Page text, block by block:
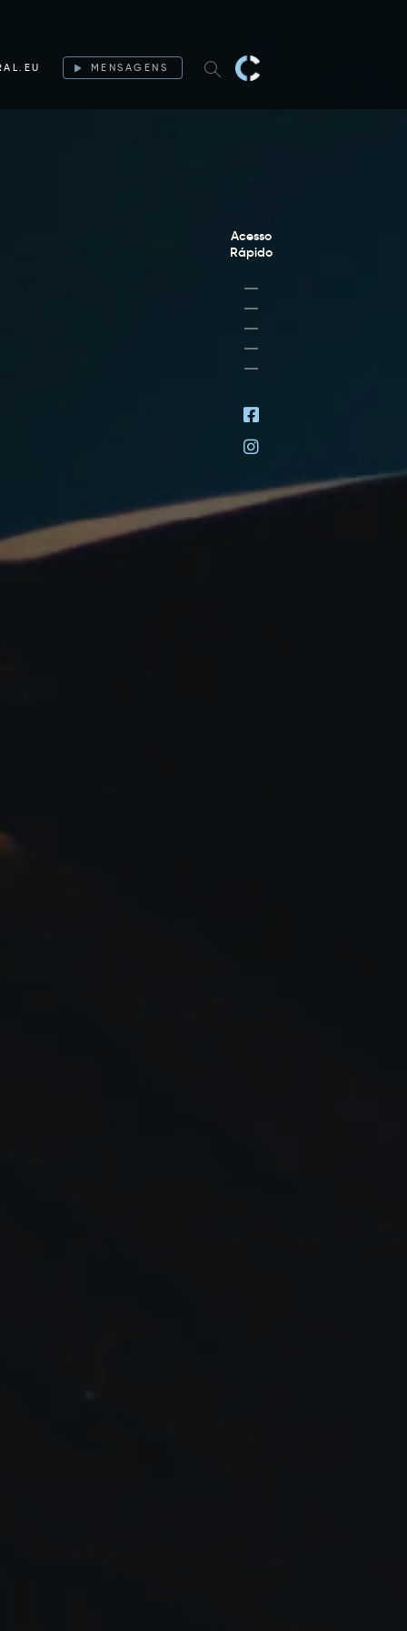
Acesso
Rápido
MENSAGENS